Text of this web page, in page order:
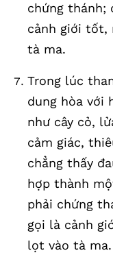
chứng thánh;
cảnh giới tốt,
tà ma.
Trong lúc
dung hòa với
như cây cỏ,
cảm giác,
chẳng thấy
hợp thành
phải chứng
gọi là cảnh
lọt vào tà ma.